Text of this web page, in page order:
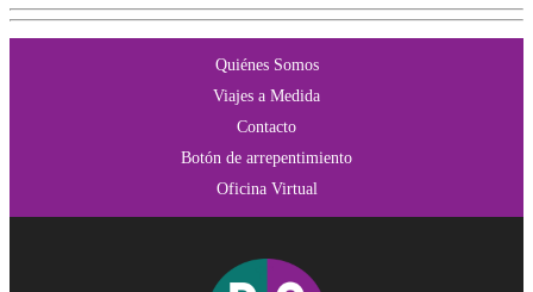
Quiénes Somos
Viajes a Medida
Contacto
Botón de arrepentimiento
Oficina Virtual